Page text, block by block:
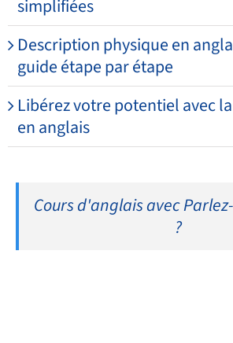
simplifiées
Description physique en
guide étape par étape
Libérez votre potentiel avec
en anglais
Cours d'anglais avec
?